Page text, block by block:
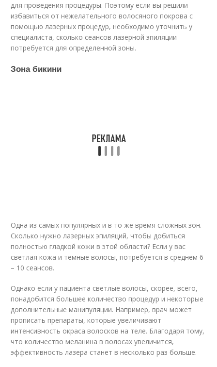
для проведения процедуры. Поэтому если вы решили
избавиться от нежелательного волосяного покрова с
помощью лазерных процедур, необходимо уточнить у
специалиста, сколько сеансов лазерной эпиляции
потребуется для определенной зоны.
Зона бикини
Одна из самых популярных и в то же время сложных зон.
Сколько нужно лазерных эпиляций, чтобы добиться
полностью гладкой кожи в этой области? Если у вас
светлая кожа и темные волосы, потребуется в среднем 6
– 10 сеансов.
Однако если у пациента светлые волосы, скорее, всего,
понадобится большее количество процедур и некоторые
дополнительные манипуляции. Например, врач может
прописать препараты, которые увеличивают
интенсивность окраса волосков на теле. Благодаря тому,
что количество меланина в волосах увеличится,
эффективность лазера станет в несколько раз больше.